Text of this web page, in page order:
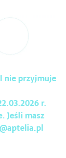
nie przyjmuje
r.
Jeśli masz